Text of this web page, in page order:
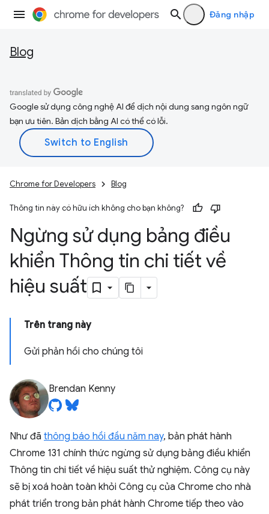
Đăng nhập
Blog
Google sử dụng công nghệ AI để dịch nội dung sang ngôn ngữ
bạn ưu tiên. Bản dịch bằng AI có thể có lỗi.
Chrome for Developers Blog
Thông tin này có hữu ích không cho bạn không?
Ngừng sử dụng bảng điều
khiển Thông tin chi tiết về
hiệu suất
Trên trang này
Gửi phản hồi cho chúng tôi
Brendan Kenny
Như đã thông báo hồi đầu năm nay, bản phát hành
Chrome 131 chính thức ngừng sử dụng bảng điều khiển
Thông tin chi tiết về hiệu suất thử nghiệm. Công cụ này
sẽ bị xoá hoàn toàn khỏi Công cụ của Chrome cho nhà
phát triển trong bản phát hành Chrome tiếp theo vào